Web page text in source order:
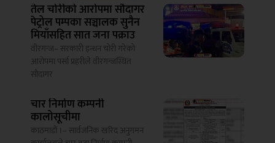
तेल चोरीको आरोपमा सौदागर
पेट्रोल पम्पका सञ्चालक सुनैन
मियाँसहित सात जना पक्राउ
वीरगन्ज– सरकारी इन्धन चोरी गरेको
आरोपमा पर्सा प्रहरीले वीरगन्जस्थित
सौदागर
चार निर्माण कम्पनी
कालोसूचीमा
काठमाडौं ।– सार्वजनिक खरिद अनुगमन